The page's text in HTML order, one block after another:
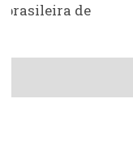
brasileira de